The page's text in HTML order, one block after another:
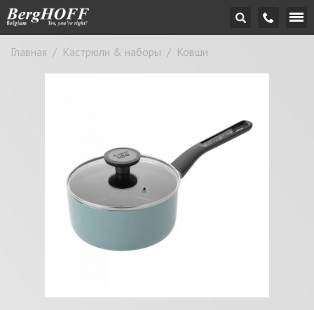
Главная / Кастрюли & наборы / Ковши